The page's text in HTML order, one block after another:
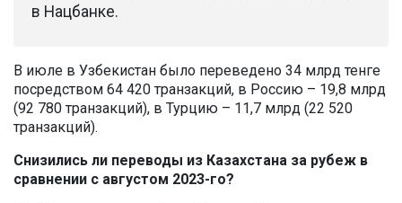
в Нацбанке.
В июле в Узбекистан было переведено 34 млрд тенге
посредством 64 420 транзакций, в Россию – 19,8 млрд
(92 780 транзакций), в Турцию – 11,7 млрд (22 520
транзакций).
Снизились ли переводы из Казахстана за рубеж в
сравнении с августом 2023-го?